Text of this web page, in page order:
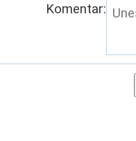
Komentar: